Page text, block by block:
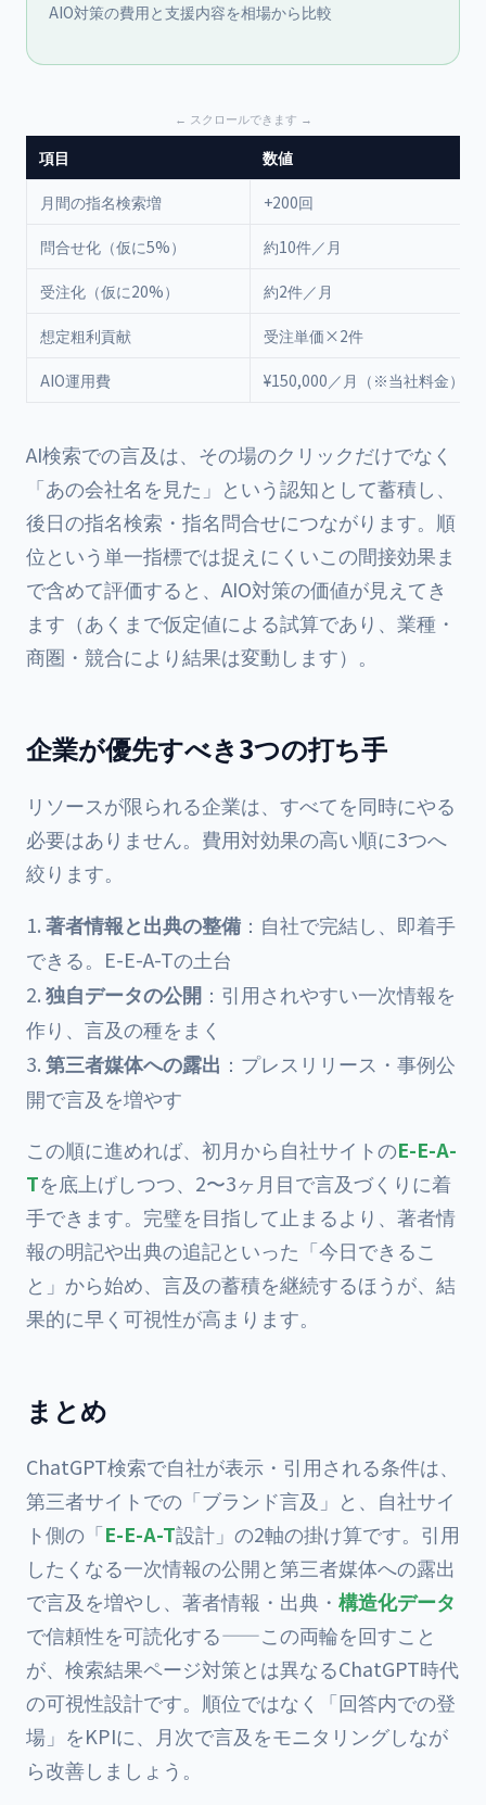
AIO対策の費用と支援内容を相場から比較
項目 数値
月間の指名検索増 +200回
問合せ化（仮に5%） 約10件／月
受注化（仮に20%） 約2件／月
想定粗利貢献 受注単価×2件
AIO運用費 ¥150,000／月（※当社料金）
AI検索での言及は、その場のクリックだけでなく
「あの会社名を見た」という認知として蓄積し、
後日の指名検索・指名問合せにつながります。順
位という単一指標では捉えにくいこの間接効果ま
で含めて評価すると、AIO対策の価値が見えてき
ます（あくまで仮定値による試算であり、業種・
商圏・競合により結果は変動します）。
企業が優先すべき3つの打ち手
リソースが限られる企業は、すべてを同時にやる
必要はありません。費用対効果の高い順に3つへ
絞ります。
著者情報と出典の整備 ：自社で完結し、即着手
できる。E-E-A-Tの土台
独自データの公開 ：引用されやすい一次情報を
作り、言及の種をまく
第三者媒体への露出 ：プレスリリース・事例公
開で言及を増やす
この順に進めれば、初月から自社サイトのE-E-A-
Tを底上げしつつ、2〜3ヶ月目で言及づくりに着
手できます。完璧を目指して止まるより、著者情
報の明記や出典の追記といった「今日できるこ
と」から始め、言及の蓄積を継続するほうが、結
果的に早く可視性が高まります。
まとめ
ChatGPT検索で自社が表示・引用される条件は、
第三者サイトでの「ブランド言及」と、自社サイ
ト側の「E-E-A-T設計」の2軸の掛け算です。引用
したくなる一次情報の公開と第三者媒体への露出
で言及を増やし、著者情報・出典・ 構造化データ
で信頼性を可読化する——この両輪を回すこと
が、検索結果ページ対策とは異なるChatGPT時代
の可視性設計です。順位ではなく「回答内での登
場」をKPIに、月次で言及をモニタリングしなが
ら改善しましょう。